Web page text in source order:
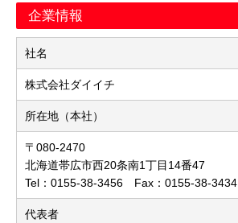
企業情報
社名
株式会社ダイイチ
所在地（本社）
〒080-2470
北海道帯広市西20条南1丁目14番47
Tel：0155-38-3456 Fax：0155-38-3434
代表者